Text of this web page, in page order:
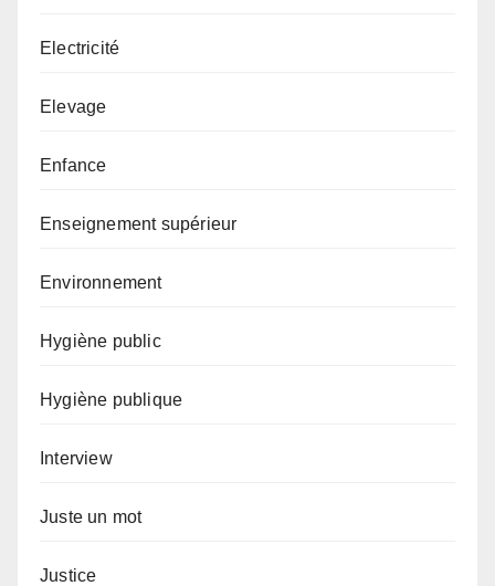
Electricité
Elevage
Enfance
Enseignement supérieur
Environnement
Hygiène public
Hygiène publique
Interview
Juste un mot
Justice